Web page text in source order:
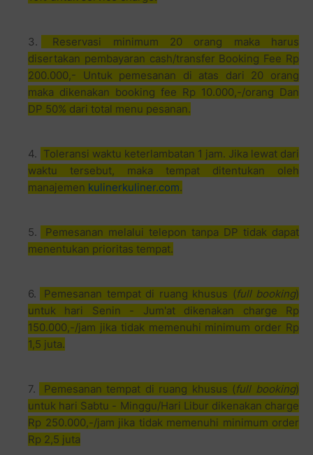
Reservasi minimum 20 orang maka harus
disertakan pembayaran cash/transfer Booking Fee Rp
200.000,- Untuk pemesanan di atas dari 20 orang
maka dikenakan booking fee Rp 10.000,-/orang Dan
DP 50% dari total menu pesanan.
Toleransi waktu keterlambatan 1 jam. Jika lewat dari
waktu tersebut, maka tempat ditentukan oleh
manajemen kulinerkuliner.com.
Pemesanan melalui telepon tanpa DP tidak dapat
menentukan prioritas tempat.
Pemesanan tempat di ruang khusus (full booking)
untuk hari Senin - Jum'at dikenakan charge Rp
150.000,-/jam jika tidak memenuhi minimum order Rp
1,5 juta.
Pemesanan tempat di ruang khusus (full booking)
untuk hari Sabtu - Minggu/Hari Libur dikenakan charge
Rp 250.000,-/jam jika tidak memenuhi minimum order
Rp 2,5 juta